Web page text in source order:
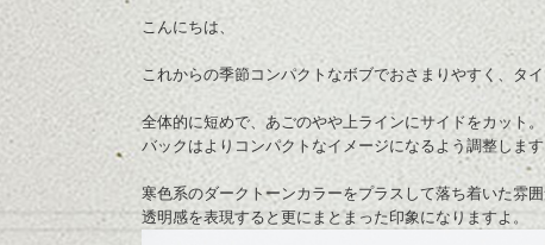
こんにちは、
これからの季節 コンパクトなボブでおさまりやすく、タ
全体的に短めで、あごのやや上ラインにサイドをカット。
バックはよりコンパクトなイメージになるよう調整します
寒色系のダークトーンカラーをプラスして落ち着いた雰囲
透明感を表現すると更にまとまった印象になりますよ。